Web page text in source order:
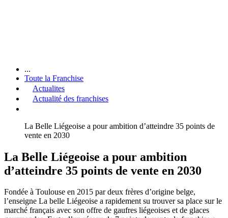
...
Toute la Franchise
Actualites
Actualité des franchises
La Belle Liégeoise a pour ambition d’atteindre 35 points de
vente en 2030
La Belle Liégeoise a pour ambition
d’atteindre 35 points de vente en 2030
Fondée à Toulouse en 2015 par deux frères d’origine belge,
l’enseigne La belle Liégeoise a rapidement su trouver sa place sur le
marché français avec son offre de gaufres liégeoises et de glaces